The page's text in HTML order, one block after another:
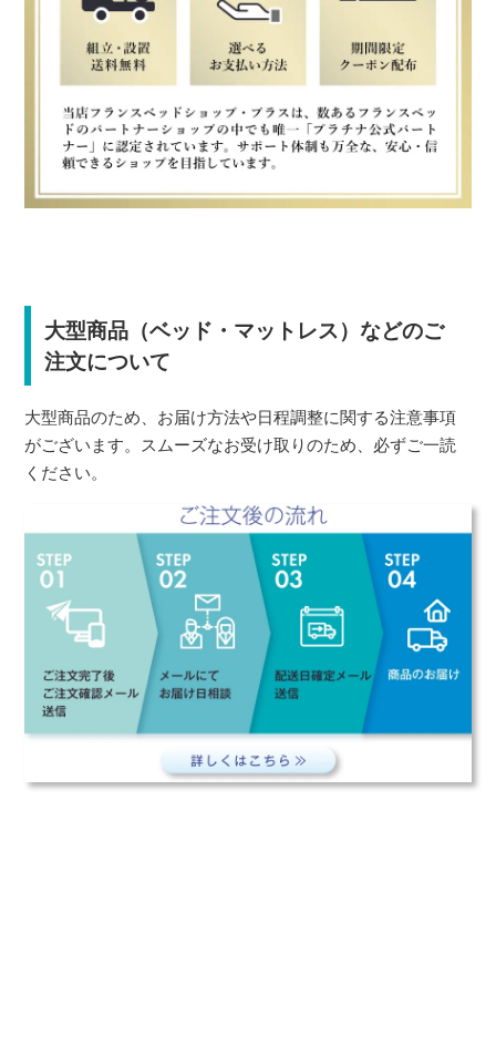
大型商品（ベッド・マットレス）などのご
注文について
大型商品のため、お届け方法や日程調整に関する注意事項
がございます。スムーズなお受け取りのため、必ずご一読
ください。